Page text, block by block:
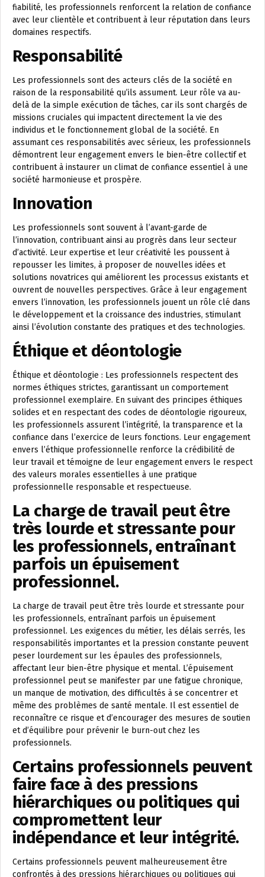
fiabilité, les professionnels renforcent la relation de confiance
avec leur clientèle et contribuent à leur réputation dans leurs
domaines respectifs.
Responsabilité
Les professionnels sont des acteurs clés de la société en
raison de la responsabilité qu’ils assument. Leur rôle va au-
delà de la simple exécution de tâches, car ils sont chargés de
missions cruciales qui impactent directement la vie des
individus et le fonctionnement global de la société. En
assumant ces responsabilités avec sérieux, les professionnels
démontrent leur engagement envers le bien-être collectif et
contribuent à instaurer un climat de confiance essentiel à une
société harmonieuse et prospère.
Innovation
Les professionnels sont souvent à l’avant-garde de
l’innovation, contribuant ainsi au progrès dans leur secteur
d’activité. Leur expertise et leur créativité les poussent à
repousser les limites, à proposer de nouvelles idées et
solutions novatrices qui améliorent les processus existants et
ouvrent de nouvelles perspectives. Grâce à leur engagement
envers l’innovation, les professionnels jouent un rôle clé dans
le développement et la croissance des industries, stimulant
ainsi l’évolution constante des pratiques et des technologies.
Éthique et déontologie
Éthique et déontologie : Les professionnels respectent des
normes éthiques strictes, garantissant un comportement
professionnel exemplaire. En suivant des principes éthiques
solides et en respectant des codes de déontologie rigoureux,
les professionnels assurent l’intégrité, la transparence et la
confiance dans l’exercice de leurs fonctions. Leur engagement
envers l’éthique professionnelle renforce la crédibilité de
leur travail et témoigne de leur engagement envers le respect
des valeurs morales essentielles à une pratique
professionnelle responsable et respectueuse.
La charge de travail peut être
très lourde et stressante pour
les professionnels, entraînant
parfois un épuisement
professionnel.
La charge de travail peut être très lourde et stressante pour
les professionnels, entraînant parfois un épuisement
professionnel. Les exigences du métier, les délais serrés, les
responsabilités importantes et la pression constante peuvent
peser lourdement sur les épaules des professionnels,
affectant leur bien-être physique et mental. L’épuisement
professionnel peut se manifester par une fatigue chronique,
un manque de motivation, des difficultés à se concentrer et
même des problèmes de santé mentale. Il est essentiel de
reconnaître ce risque et d’encourager des mesures de soutien
et d’équilibre pour prévenir le burn-out chez les
professionnels.
Certains professionnels peuvent
faire face à des pressions
hiérarchiques ou politiques qui
compromettent leur
indépendance et leur intégrité.
Certains professionnels peuvent malheureusement être
confrontés à des pressions hiérarchiques ou politiques qui